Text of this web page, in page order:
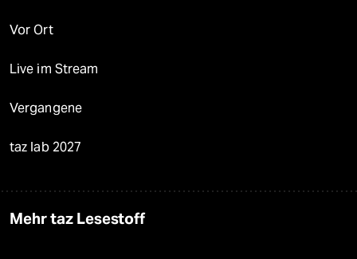
Vor Ort
Live im Stream
Vergangene
taz lab 2027
Mehr taz Lesestoff